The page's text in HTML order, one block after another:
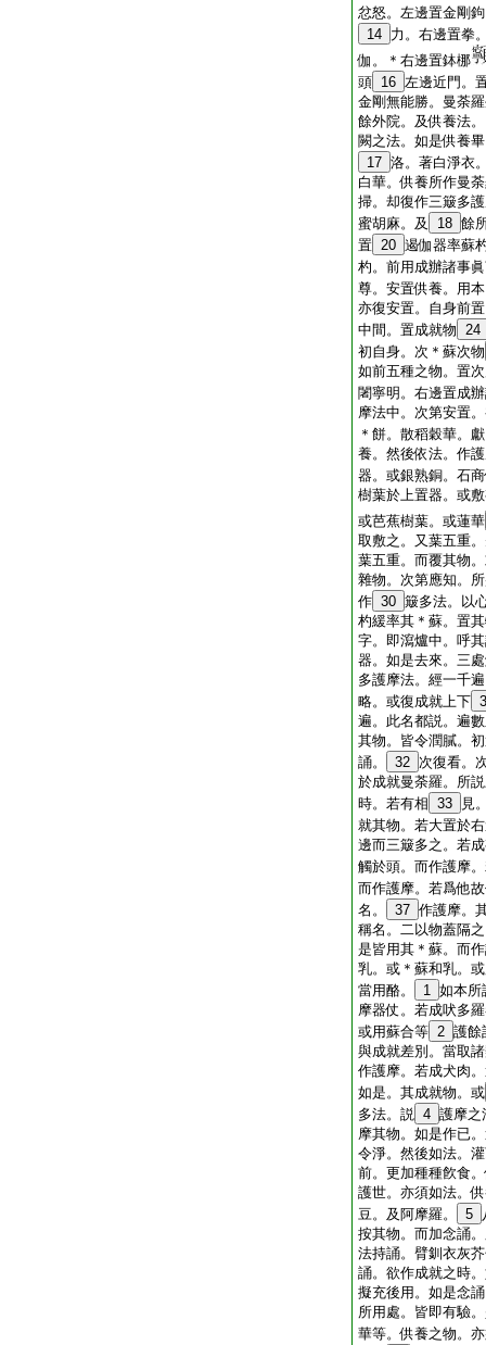
忿怒。左邊置金剛
14 力。右邊置拳
伽。＊右邊置鉢梛
頭 16 左邊近門。
金剛無能勝。曼荼
餘外院。及供養法
闕之法。如是供養
17 洛。著白淨衣
白華。供養所作曼
掃。却復作三簸多
蜜胡麻。及
18 餘
置 20 遏伽器率蘇
杓。前用成辦諸事
尊。安置供養。用
亦復安置。自身前
中間。置成就物 24
初自身。次＊蘇次物
如前五種之物。置
闍寧明。右邊置成
摩法中。次第安置
＊餅。散稻穀華
養。然後依法。作
器。或銀熟銅。石
樹葉於上置器。或
或芭蕉樹葉。或蓮華
取敷之。又葉五重
葉五重。而覆其物
雜物。次第應知。
作 30 簸多法。以
杓緩率其＊蘇。置
字。即瀉爐中。呼
器。如是去來。三
多護摩法。經一千
略。或復成就上下
遍。此名都説。遍
其物。皆令潤膩。
誦。
32 次復看。
於成就曼荼羅。所
時。若有相 33
見
就其物。若大置於
邊而三簸多之。若
觸於頭。而作護摩
而作護摩。若爲他
名。
37 作護摩。
稱名。二以物蓋隔
是皆用其＊蘇。而
乳。或＊蘇和乳。
當用酪。
1 如本所
摩器仗。若成吠多
或用蘇合等 2 護餘
與成就差別。當取
作護摩。若成犬肉
如是。其成就物。或
多法。説 4 護摩之
摩其物。如是作已
令淨。然後如法。
前。更加種種飮食
護世。亦須如法。
豆。及阿摩羅。
5
按其物。而加念誦
法持誦。臂釧衣灰
誦。欲作成就之時
擬充後用。如是念
所用處。皆即有驗
華等。供養之物。